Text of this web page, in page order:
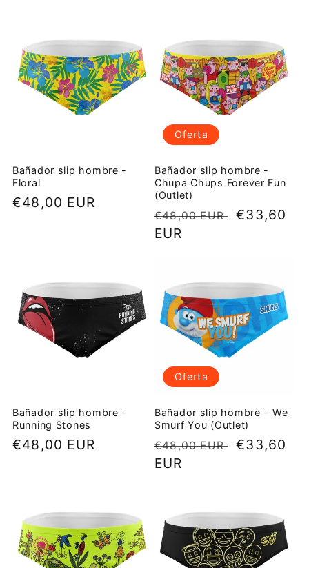
Bañador slip hombre -
Floral
Precio
€48,00 EUR
Oferta
Bañador slip hombre -
Chupa Chups Forever Fun
(Outlet)
Precio
habitual
€48,00 EUR
Precio
€33,60
EUR
Bañador slip hombre -
Running Stones
Precio
€48,00 EUR
Oferta
Bañador slip hombre - We
Smurf You (Outlet)
Precio
habitual
€48,00 EUR
Precio
€33,60
EUR